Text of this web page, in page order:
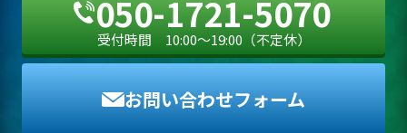
050-1721-5070
受付時間 10:00〜19:00（不定休）
お問い合わせフォーム